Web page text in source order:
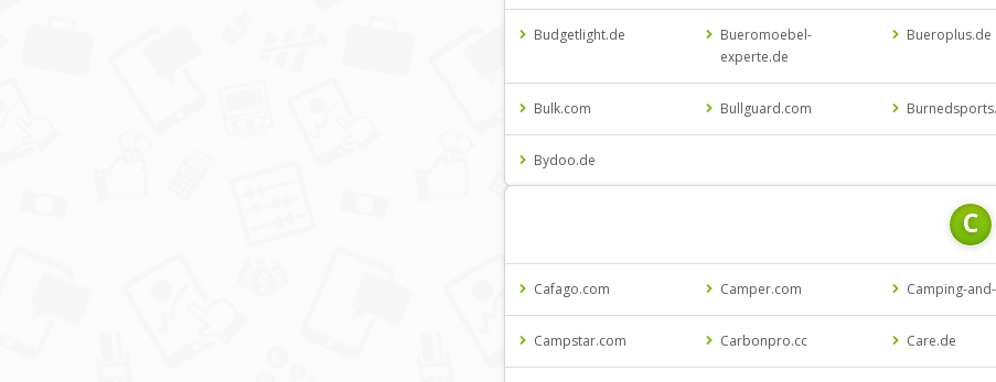
Budgetlight.de
Bueromoebel-
experte.de
Bueroplus.de
Bulk.com Bullguard.com
Bydoo.de
C
Cafago.com Camper.com Camping-
Campstar.com Carbonpro.cc Care.de